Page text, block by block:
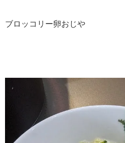
ブロッコリー卵おじや